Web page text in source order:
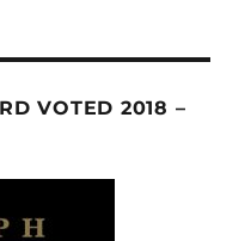
VOTED 2018 –